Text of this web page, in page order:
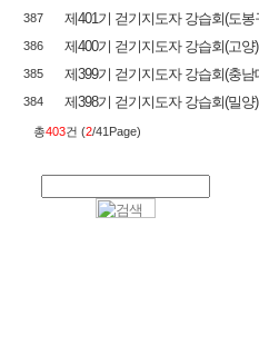
387 제401기 걷기지도자 강습회(도봉
386 제400기 걷기지도자 강습회(고양)
385 제399기 걷기지도자 강습회(충남
384 제398기 걷기지도자 강습회(밀양)
총403건 (2/41Page)